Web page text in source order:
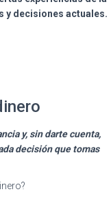
y decisiones actuales.
y, sin darte cuenta,
decisión que tomas